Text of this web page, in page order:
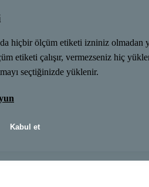
hiçbir ölçüm etiketi izniniz olmadan
etiketi çalışır, vermezseniz hiç
seçtiğinizde yüklenir.
Kabul et